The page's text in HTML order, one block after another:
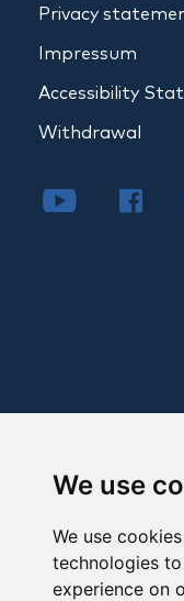
We use
We use
technologies
experience on
Privacy
Impressum
Accessibility
Withdrawal